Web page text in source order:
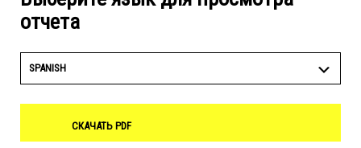
отчета
SPANISH
СКАЧАТЬ PDF